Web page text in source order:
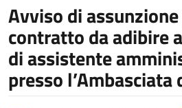
Avviso di
contratto da adibire
di assistente
presso l’Ambasciata